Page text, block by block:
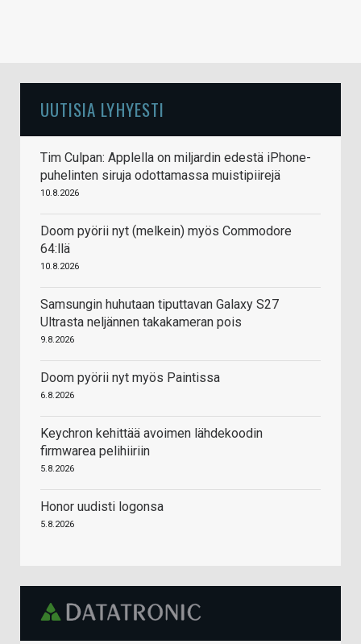
UUTISIA LYHYESTI
Tim Culpan: Applella on miljardin edestä iPhone-
puhelinten siruja odottamassa muistipiirejä
10.8.2026
Doom pyörii nyt (melkein) myös Commodore
64:llä
10.8.2026
Samsungin huhutaan tiputtavan Galaxy S27
Ultrasta neljännen takakameran pois
9.8.2026
Doom pyörii nyt myös Paintissa
6.8.2026
Keychron kehittää avoimen lähdekoodin
firmwarea pelihiiriin
5.8.2026
Honor uudisti logonsa
5.8.2026